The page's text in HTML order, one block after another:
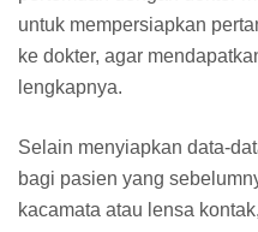
untuk mempersiapkan
ke dokter, agar
lengkapnya.
Selain menyiapkan data-
bagi pasien yang
kacamata atau lensa